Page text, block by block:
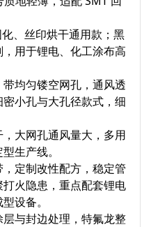
、丝印烘干通用款；黑
用于锂电、化工涂布高
均匀镂空网孔，通风透
小孔与大孔径款式，细
大网孔通风量大，多用
生产线。
定制改性配方，稳定管
火隐患，重点配套锂电
设备。
与封边处理，特氟龙整